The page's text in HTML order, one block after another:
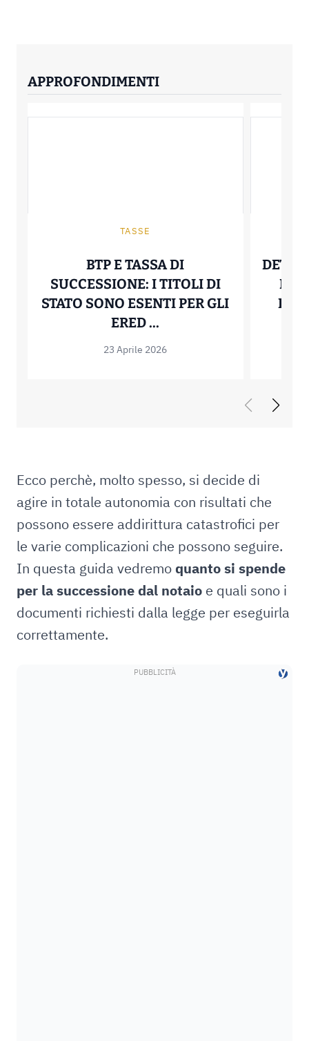
APPROFONDIMENTI
TASSE
BTP E TASSA DI
SUCCESSIONE: I TITOLI DI
STATO SONO ESENTI PER GLI
ERED ...
23 Aprile 2026
Ecco perchè, molto spesso, si decide di
agire in totale autonomia con risultati che
possono essere addirittura catastrofici per
le varie complicazioni che possono seguire.
In questa guida vedremo quanto si spende
per la successione dal notaio e quali sono i
documenti richiesti dalla legge per eseguirla
correttamente.